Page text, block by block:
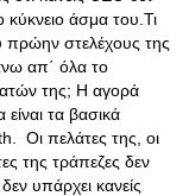
κύκνειο άσμα του.Τι
πρώην στελέχους της
απ΄ όλα το
της; Η αγορά
είναι τα βασικά
Οι πελάτες της, οι
της τράπεζες δεν
υπάρχει κανείς